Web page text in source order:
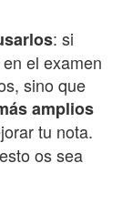
: si
el examen
sino que
amplios
tu nota.
os sea